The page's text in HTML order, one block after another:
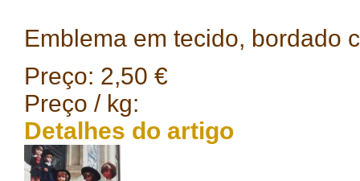
Emblema em tecido, bordado
Preço: 2,50 €
Preço / kg:
Detalhes do artigo